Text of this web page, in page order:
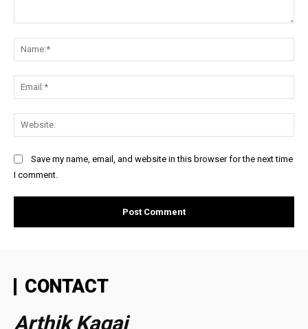
Save my name, email, and website in this browser for the next time
I comment.
CONTACT
Arthik Kagaj